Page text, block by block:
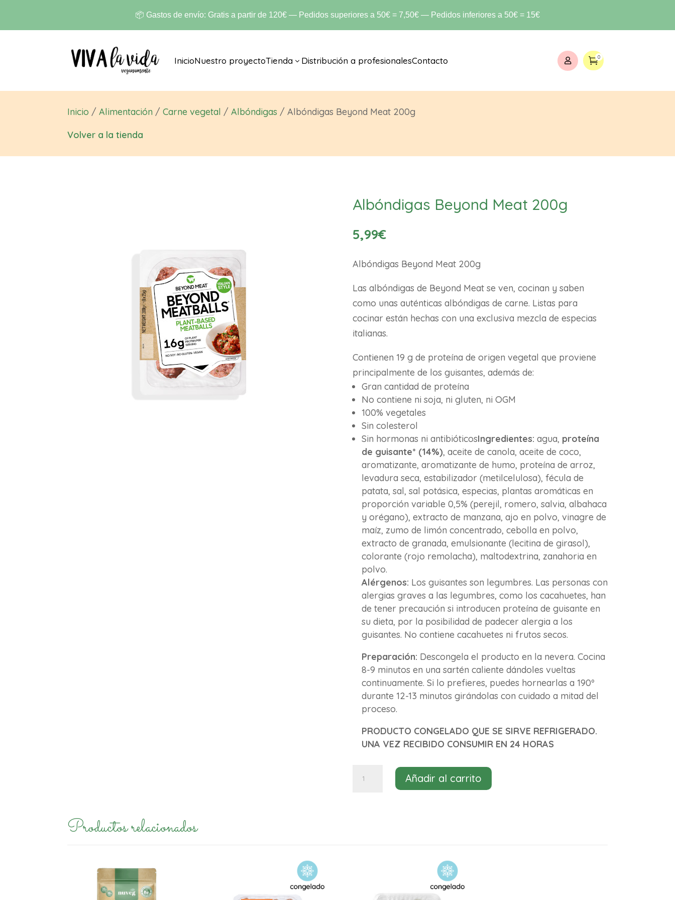
📦 Gastos de envío: Gratis a partir de 120€ — Pedidos superiores a 50€ = 7,50€ — Pedidos inferiores a 50€ = 15€
InicioNuestro proyectoTienda 3 Distribución a profesionalesContacto  0
Inicio /Alimentación /Carne vegetal /Albóndigas / Albóndigas Beyond Meat 200g
Volver a la tienda
Albóndigas Beyond Meat 200g
5,99€
Albóndigas Beyond Meat 200g
Las albóndigas de Beyond Meat se ven, cocinan y saben
como unas auténticas albóndigas de carne. Listas para
cocinar están hechas con una exclusiva mezcla de especias
italianas.
Contienen 19 g de proteína de origen vegetal que proviene
principalmente de los guisantes, además de:
Gran cantidad de proteína
No contiene ni soja, ni gluten, ni OGM
100% vegetales
Sin colesterol
Sin hormonas ni antibióticosIngredientes: agua, proteína
de guisante* (14%), aceite de canola, aceite de coco,
aromatizante, aromatizante de humo, proteína de arroz,
levadura seca, estabilizador (metilcelulosa), fécula de
patata, sal, sal potásica, especias, plantas aromáticas en
proporción variable 0,5% (perejil, romero, salvia, albahaca
y orégano), extracto de manzana, ajo en polvo, vinagre de
maíz, zumo de limón concentrado, cebolla en polvo,
extracto de granada, emulsionante (lecitina de girasol),
colorante (rojo remolacha), maltodextrina, zanahoria en
polvo.
Alérgenos: Los guisantes son legumbres. Las personas con
alergias graves a las legumbres, como los cacahuetes, han
de tener precaución si introducen proteína de guisante en
su dieta, por la posibilidad de padecer alergia a los
guisantes. No contiene cacahuetes ni frutos secos.
Preparación: Descongela el producto en la nevera. Cocina
8-9 minutos en una sartén caliente dándoles vueltas
continuamente. Si lo prefieres, puedes hornearlas a 190º
durante 12-13 minutos girándolas con cuidado a mitad del
proceso.
PRODUCTO CONGELADO QUE SE SIRVE REFRIGERADO.
UNA VEZ RECIBIDO CONSUMIR EN 24 HORAS
Albóndigas
Añadir al carrito
Productos relacionados